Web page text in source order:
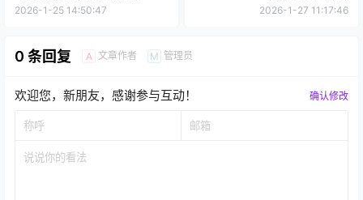
2026-1-25 14:50:47 2026-1-27 11:17:46
0 条回复 A 文章作者 M 管理员
欢迎您，新朋友，感谢参与互动！ 确认修改